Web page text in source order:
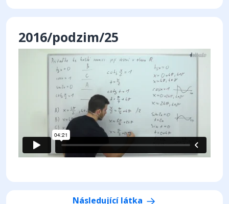
2016/podzim/25
Následující látka